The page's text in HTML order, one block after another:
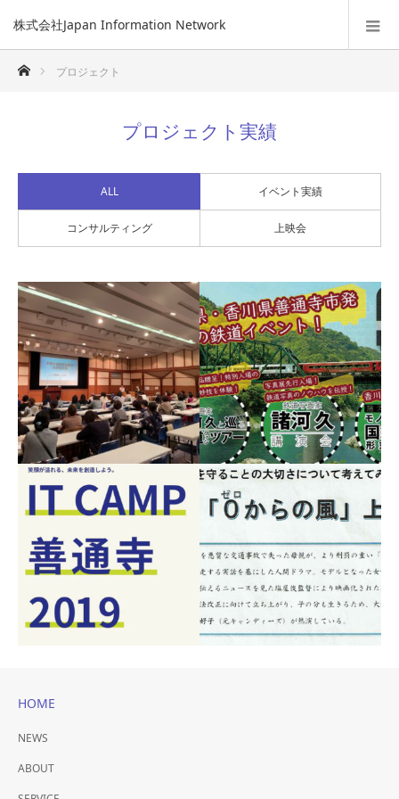
株式会社Japan Information Network
ホームプロジェクト
プロジェクト実績
ALL イベント実績
コンサルティング 上映会
ママが楽になる子育てコ
ーティング
香川県善通寺市発 鉄道
イベント！
鉄道ファンイベント
HOME
NEWS
ABOUT